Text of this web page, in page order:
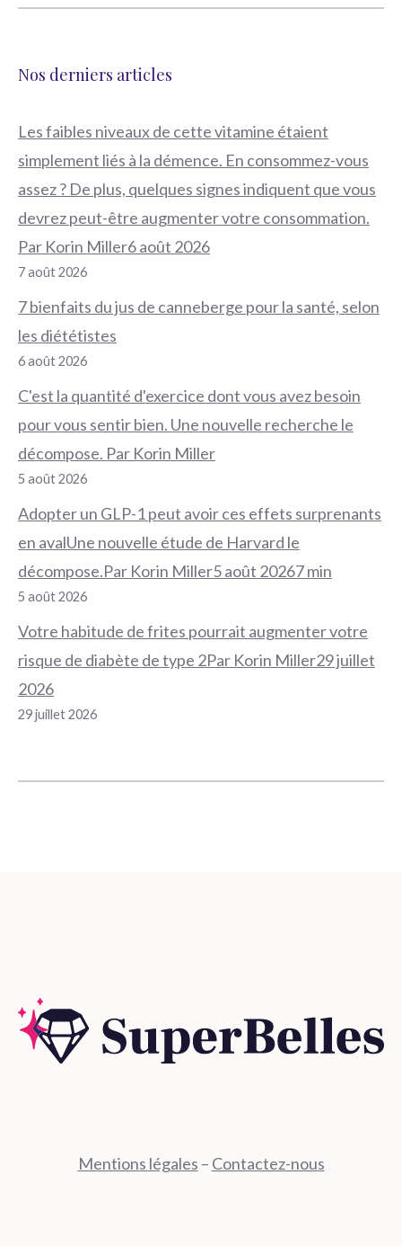
Nos derniers articles
Les faibles niveaux de cette vitamine étaient
simplement liés à la démence. En consommez-vous
assez ? De plus, quelques signes indiquent que vous
devrez peut-être augmenter votre consommation.
Par Korin Miller6 août 2026
7 août 2026
7 bienfaits du jus de canneberge pour la santé, selon
les diététistes
6 août 2026
C'est la quantité d'exercice dont vous avez besoin
pour vous sentir bien. Une nouvelle recherche le
décompose. Par Korin Miller
5 août 2026
Adopter un GLP-1 peut avoir ces effets surprenants
en avalUne nouvelle étude de Harvard le
décompose.Par Korin Miller5 août 20267 min
5 août 2026
Votre habitude de frites pourrait augmenter votre
risque de diabète de type 2Par Korin Miller29 juillet
2026
29 juillet 2026
Mentions légales – Contactez-nous